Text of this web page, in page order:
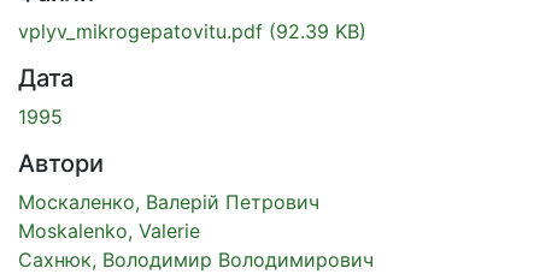
vplyv_mikrogepatovitu.pdf (92.39 KB)
Дата
1995
Автори
Москаленко, Валерій Петрович
Moskalenko, Valerie
Сахнюк, Володимир Володимирович